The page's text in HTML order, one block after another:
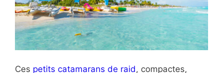
Ces petits catamarans de raid , compactes,